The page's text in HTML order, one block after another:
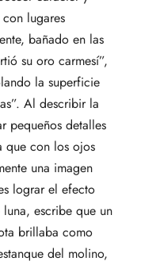
lugares
bañado en las
su oro carmesí”,
la superficie
Al describir la
pequeños detalles
que con los ojos
una imagen
lograr el efecto
escribe que un
brillaba como
del molino,